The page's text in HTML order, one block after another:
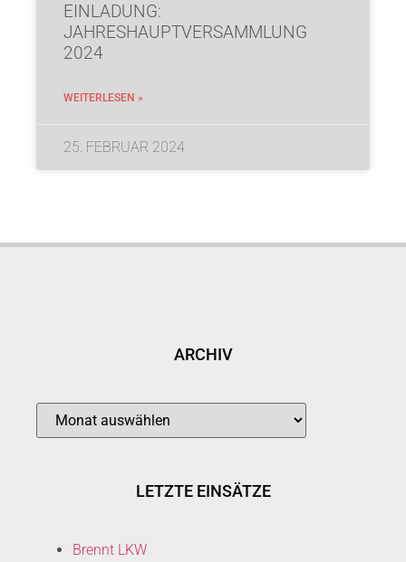
EINLADUNG:
JAHRESHAUPTVERSAMMLUNG
2024
WEITERLESEN »
25. FEBRUAR 2024
ARCHIV
LETZTE EINSÄTZE
Brennt LKW